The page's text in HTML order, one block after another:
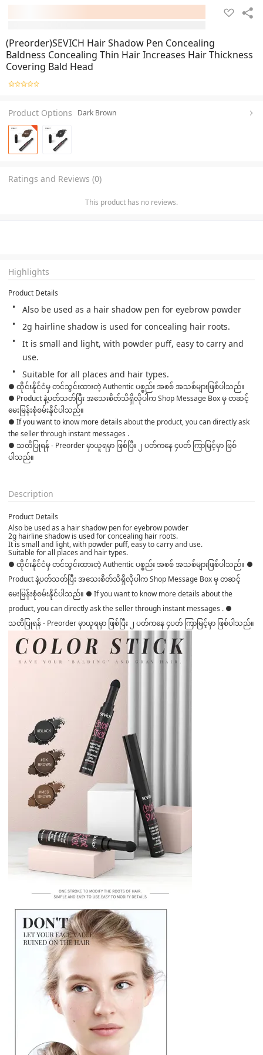
(Preorder)SEVICH Hair Shadow Pen Concealing
Baldness Concealing Thin Hair Increases Hair Thickness
Covering Bald Head
Product Options Dark Brown
Ratings and Reviews (0)
This product has no reviews.
Highlights
Product Details
Also be used as a hair shadow pen for eyebrow powder
2g hairline shadow is used for concealing hair roots.
It is small and light, with powder puff, easy to carry and
use.
Suitable for all places and hair types.
● ထိုင်းနိုင်ငံမှ တင်သွင်းထားတဲ့ Authentic ပစ္စည်း အစစ် အသစ်များဖြစ်ပါသည်။
● Product နဲ့ပတ်သတ်ပြီး အသေးစိတ်သိရှိလိုပါက Shop Message Box မှ တဆင့်
မေးမြန်းစုံစမ်းနိုင်ပါသည်။
● If you want to know more details about the product, you can directly ask
the seller through instant messages .
● သတိပြုရန် - Preorder မှာယူရမှာ ဖြစ်ပြီး ၂ ပတ်ကနေ ၄ပတ် ကြာမြင့်မှာ ဖြစ်
ပါသည်။
Description
Product Details
Also be used as a hair shadow pen for eyebrow powder
2g hairline shadow is used for concealing hair roots.
It is small and light, with powder puff, easy to carry and use.
Suitable for all places and hair types.
● ထိုင်းနိုင်ငံမှ တင်သွင်းထားတဲ့ Authentic ပစ္စည်း အစစ် အသစ်များဖြစ်ပါသည်။ ●
Product နဲ့ပတ်သတ်ပြီး အသေးစိတ်သိရှိလိုပါက Shop Message Box မှ တဆင့်
မေးမြန်းစုံစမ်းနိုင်ပါသည်။ ● If you want to know more details about the
product, you can directly ask the seller through instant messages . ●
သတိပြုရန် - Preorder မှာယူရမှာ ဖြစ်ပြီး ၂ ပတ်ကနေ ၄ပတ် ကြာမြင့်မှာ ဖြစ်ပါသည်။